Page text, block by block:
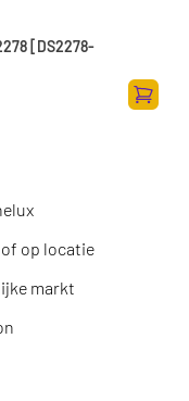
[DS2278-
op locatie
markt